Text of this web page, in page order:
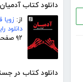
دانلود کتاب آدمیان
از: زویا
دانلود
۹۲ صفحه
دانلود کتاب در